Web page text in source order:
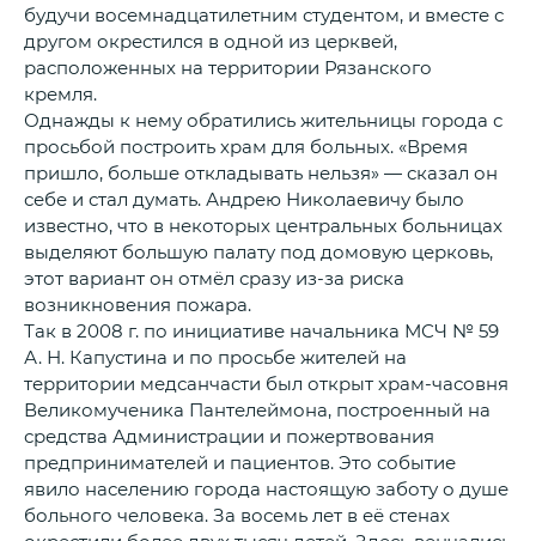
будучи восемнадцатилетним студентом, и вместе с
другом окрестился в одной из церквей,
расположенных на территории Рязанского
кремля.
Однажды к нему обратились жительницы города с
просьбой построить храм для больных. «Время
пришло, больше откладывать нельзя» — сказал он
себе и стал думать. Андрею Николаевичу было
известно, что в некоторых центральных больницах
выделяют большую палату под домовую церковь,
этот вариант он отмёл сразу из-за риска
возникновения пожара.
Так в 2008 г. по инициативе начальника МСЧ № 59
А. Н. Капустина и по просьбе жителей на
территории медсанчасти был открыт храм-часовня
Великомученика Пантелеймона, построенный на
средства Администрации и пожертвования
предпринимателей и пациентов. Это событие
явило населению города настоящую заботу о душе
больного человека. За восемь лет в её стенах